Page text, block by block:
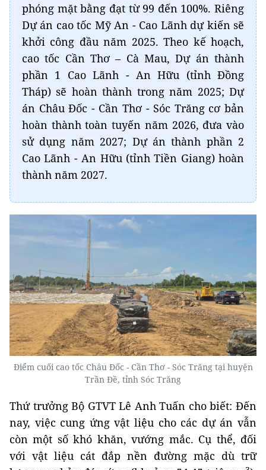
phóng mặt bằng đạt từ 99 đến 100%. Riêng
Dự án cao tốc Mỹ An - Cao Lãnh dự kiến sẽ
khởi công đầu năm 2025. Theo kế hoạch,
cao tốc Cần Thơ – Cà Mau, Dự án thành
phần 1 Cao Lãnh - An Hữu (tỉnh Đồng
Tháp) sẽ hoàn thành trong năm 2025; Dự
án Châu Đốc - Cần Thơ - Sóc Trăng cơ bản
hoàn thành toàn tuyến năm 2026, đưa vào
sử dụng năm 2027; Dự án thành phần 2
Cao Lãnh - An Hữu (tỉnh Tiền Giang) hoàn
thành năm 2027.
Điểm cuối cao tốc Châu Đốc - Cần Thơ - Sóc Trăng tại huyện
Trần Đề, tỉnh Sóc Trăng
Thứ trưởng Bộ GTVT Lê Anh Tuấn cho biết: Đến
nay, việc cung ứng vật liệu cho các dự án vẫn
còn một số khó khăn, vướng mắc. Cụ thể, đối
với vật liệu cát đắp nền đường mặc dù trữ